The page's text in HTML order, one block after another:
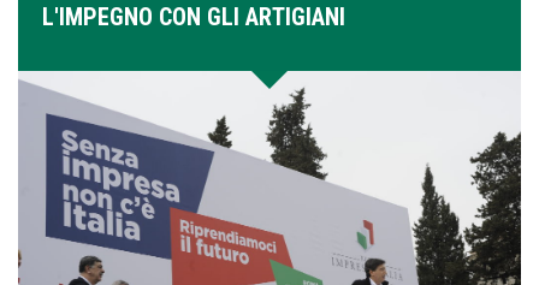
L'IMPEGNO CON GLI ARTIGIANI